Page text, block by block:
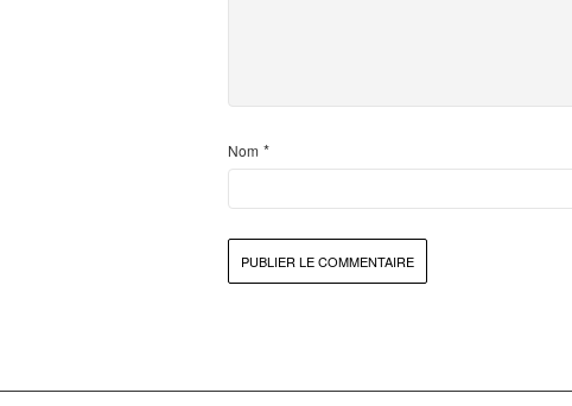
Nom *